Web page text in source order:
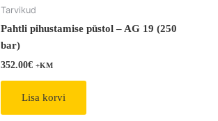
Tarvikud
Pahtli pihustamise püstol – AG 19 (250
bar)
352.00€ +KM
Lisa korvi